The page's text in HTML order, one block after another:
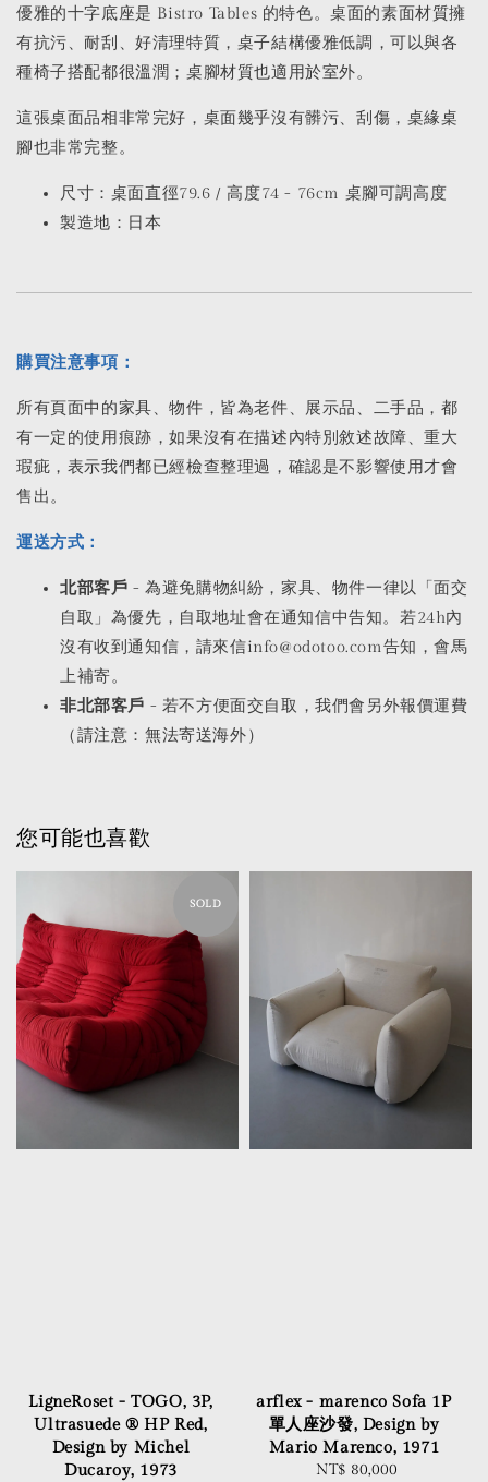
優雅的十字底座是 Bistro Tables 的特色。桌面的素面材質擁
有抗污、耐刮、好清理特質，桌子結構優雅低調，可以與各
種椅子搭配都很溫潤；桌腳材質也適用於室外。
這張桌面品相非常完好，桌面幾乎沒有髒污、刮傷，桌緣桌
腳也非常完整。
尺寸：桌面直徑79.6 / 高度74 - 76cm 桌腳可調高度
製造地：日本
購買注意事項：
所有頁面中的家具、物件，皆為老件、展示品、二手品，都
有一定的使用痕跡，如果沒有在描述內特別敘述故障、重大
瑕疵，表示我們都已經檢查整理過，確認是不影響使用才會
售出。
運送方式：
北部客戶 - 為避免購物糾紛，家具、物件一律以「面交
自取」為優先，自取地址會在通知信中告知。若24h內
沒有收到通知信，請來信info@odotoo.com告知，會馬
上補寄。
非北部客戶 - 若不方便面交自取，我們會另外報價運費
（請注意：無法寄送海外）
您可能也喜歡
SOLD
LigneRoset - TOGO, 3P,
Ultrasuede ® HP Red,
Design by Michel
Ducaroy, 1973
arflex - marenco Sofa 1P
單人座沙發, Design by
Mario Marenco, 1971
Regular
NT$ 80,000